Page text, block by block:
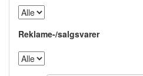
Reklame-/salgsvarer